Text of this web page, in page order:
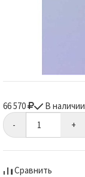
66 570
В наличии
-
+
Сравнить